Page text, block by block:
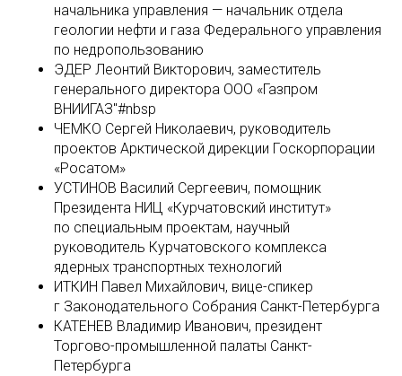
начальника управления — начальник отдела
геологии нефти и газа Федерального управления
по недропользованию
ЭДЕР Леонтий Викторович, заместитель
генерального директора ООО «Газпром
ВНИИГАЗ"#nbsp
ЧЕМКО Сергей Николаевич, руководитель
проектов Арктической дирекции Госкорпорации
«Росатом»
УСТИНОВ Василий Сергеевич, помощник
Президента НИЦ «Курчатовский институт»
по специальным проектам, научный
руководитель Курчатовского комплекса
ядерных транспортных технологий
ИТКИН Павел Михайлович, вице-спикер
г Законодательного Собрания Санкт-Петербурга
КАТЕНЕВ Владимир Иванович, президент
Торгово-промышленной палаты Санкт-
Петербурга